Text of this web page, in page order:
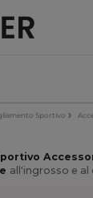
Sportivo
all'ingrosso e